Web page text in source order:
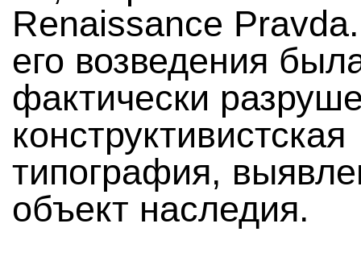
Renaissance
его возведения
фактически
конструктивистская
типография,
объект наследия.